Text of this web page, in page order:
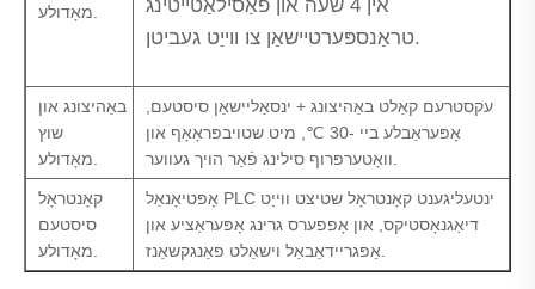
אין 4 שעה און פאַסילאַטייטינג
טראַנספּערטיישאַן צו ווייַט געביטן.
באַהיצונג און
שוץ
עקסטרעם קאַלט באַהיצונג + ינסאַליישאַן סיסטעם,
אָפּעראַבלע ביי -30 ℃, מיט שטויבפּראָאָף און
קאָנטראָל
סיסטעם
אָפּטיאָנאַל PLC ינטעליגענט קאָנטראָל שטיצט ווייַט
דיאַגנאָסטיקס, און אָפפערס גרינג אָפּעראַציע און